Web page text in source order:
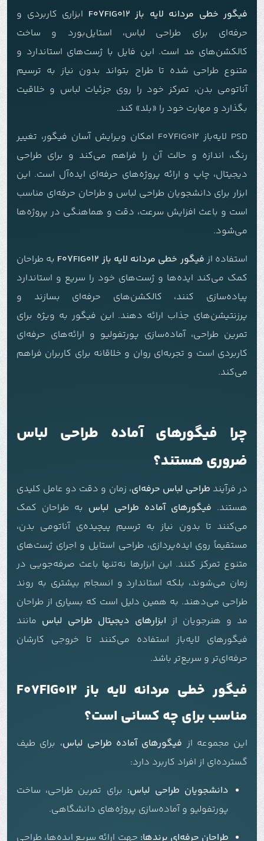
فیگور خطی مردانه لایه باز F07FIG012
ابزاری کاربردی و
حرفه‌ای برای طراحی لباس، استایل‌بورد و ساخت
کالکشن‌های مد است. این فایل با ژست‌های استاندارد و
متنوع طراحی شده تا طراح بتواند بدون نیاز به ترسیم
آناتومی بدن، تمرکز خود را روی جزئیات لباس و خلاقیت
بگذارد و مهارت خود را «بلد» کند.
PSD لایه‌باز F07FIG012 امکان ویرایش آسان فیگور، تغییر
رنگ، اندازه و حالت آن را فراهم می‌کند و برای طراحی
دیجیتال، چاپ و ارائه پروژه‌های حرفه‌ای ایده‌آل است. این
ابزار برای دانشجویان طراحی لباس و طراحان حرفه‌ای مناسب
است و باعث افزایش سرعت، دقت و هماهنگی در پروژه‌ها
می‌شود.
استفاده از فیگور خطی مردانه لایه باز F07FIG012
به طراحان
کمک می‌کند ایده‌ها و ژست‌های خود را سریع و استاندارد
پیاده‌سازی کنند، کالکشن‌های حرفه‌ای بسازند و
پرزنتیشن‌های جذاب ارائه دهند. این فیگور به ویژه برای
تمرین طراحی، آماده‌سازی پورتفولیو و ارائه‌های حرفه‌ای
کاربردی است و تجربه‌ای روان و خلاقانه برای کاربران فراهم
می‌کند.
چرا فیگورهای آماده طراحی لباس
ضروری هستند؟
در فرآیند طراحی لباس حرفه‌ای، زمان و دقت دو عامل کلیدی
هستند. فیگورهای آماده طراحی لباس به طراحان کمک
می‌کنند تا بدون نیاز به ترسیم پیچیده‌ی آناتومی بدن،
مستقیماً روی ایده‌پردازی، طراحی استایل و اجرای ژست‌های
متنوع تمرکز کنند. این ابزارها نه‌تنها باعث صرفه‌جویی در
زمان می‌شوند، بلکه استاندارد و انسجام بیشتری به روند
طراحی می‌دهند. به همین دلیل است که بسیاری از طراحان
مد و هنرجویان از ابزارهای دیجیتال طراحی لباس مانند
فیگورهای لایه‌باز استفاده می‌کنند تا خروجی کارشان
حرفه‌ای‌تر و سریع‌تر باشد.
فیگور خطی مردانه لایه باز F07FIG012
مناسب برای چه کسانی است؟
این مجموعه از فیگورهای آماده طراحی لباس، برای طیف
گسترده‌ای از افراد کاربرد دارد:
دانشجویان طراحی لباس: برای تمرین طراحی، ساخت
پورتفولیو و آماده‌سازی پروژه‌های دانشگاهی.
طراحان حرفه‌ای برندها: جهت ارائه سریع ایده‌ها، طراحی